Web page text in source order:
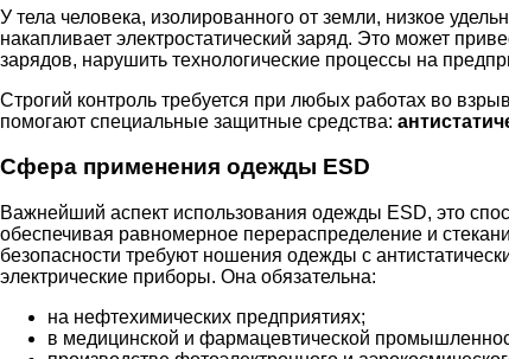
У тела человека, изолированного от земли, низкое
накапливает электростатический заряд. Это может
зарядов, нарушить технологические процессы на
Строгий контроль требуется при любых работах во
помогают специальные защитные средства:
Сфера применения одежды ESD
Важнейший аспект использования одежды ESD, это
обеспечивая равномерное перераспределение и
безопасности требуют ношения одежды с
электрические приборы. Она обязательна:
на нефтехимических предприятиях;
в медицинской и фармацевтической